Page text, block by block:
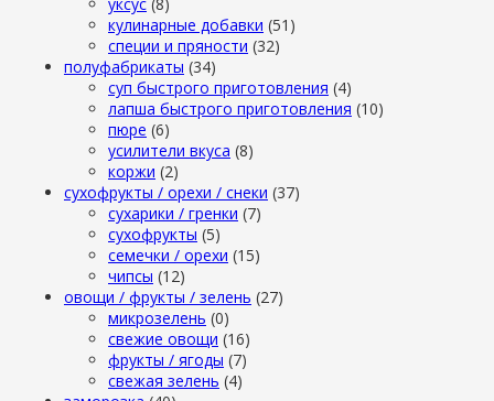
кулинарные добавки (51)
специи и пряности (32)
полуфабрикаты (34)
суп быстрого приготовления (4)
лапша быстрого приготовления (10)
пюре (6)
усилители вкуса (8)
коржи (2)
сухофрукты / орехи / снеки (37)
сухарики / гренки (7)
сухофрукты (5)
семечки / орехи (15)
чипсы (12)
овощи / фрукты / зелень (27)
микрозелень (0)
свежие овощи (16)
фрукты / ягоды (7)
свежая зелень (4)